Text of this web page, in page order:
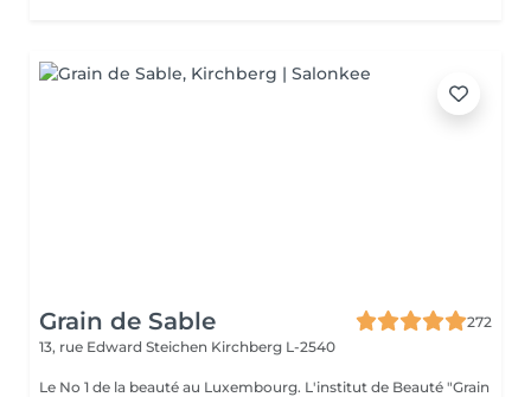
Grain de Sable
272
13, rue Edward Steichen Kirchberg L-2540
Le No 1 de la beauté au Luxembourg. L'institut de Beauté "Grain